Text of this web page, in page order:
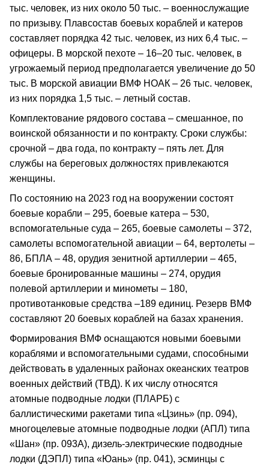
тыс. человек, из них около 50 тыс. – военнослужащие
по призыву. Плавсостав боевых кораблей и катеров
составляет порядка 42 тыс. человек, из них 6,4 тыс. –
офицеры. В морской пехоте – 16–20 тыс. человек, в
угрожаемый период предполагается увеличение до 50
тыс. В морской авиации ВМФ НОАК – 26 тыс. человек,
из них порядка 1,5 тыс. – летный состав.
Комплектование рядового состава – смешанное, по
воинской обязанности и по контракту. Сроки службы:
срочной – два года, по контракту – пять лет. Для
службы на береговых должностях привлекаются
женщины.
По состоянию на 2023 год на вооружении состоят
боевые корабли – 295, боевые катера – 530,
вспомогательные суда – 265, боевые самолеты – 372,
самолеты вспомогательной авиации – 64, вертолеты –
86, БПЛА – 48, орудия зенитной артиллерии – 465,
боевые бронированные машины – 274, орудия
полевой артиллерии и минометы – 180,
противотанковые средства –189 единиц. Резерв ВМФ
составляют 20 боевых кораблей на базах хранения.
Формирования ВМФ оснащаются новыми боевыми
кораблями и вспомогательными судами, способными
действовать в удаленных районах океанских театров
военных действий (ТВД). К их числу относятся
атомные подводные лодки (ПЛАРБ) с
баллистическими ракетами типа «Цзинь» (пр. 094),
многоцелевые атомные подводные лодки (АПЛ) типа
«Шан» (пр. 093А), дизель-электрические подводные
лодки (ДЭПЛ) типа «Юань» (пр. 041), эсминцы с